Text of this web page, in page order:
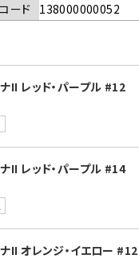
コード 138000000052
II レッド・パープル #12
II レッド・パープル #14
II オレンジ・イエロー #12